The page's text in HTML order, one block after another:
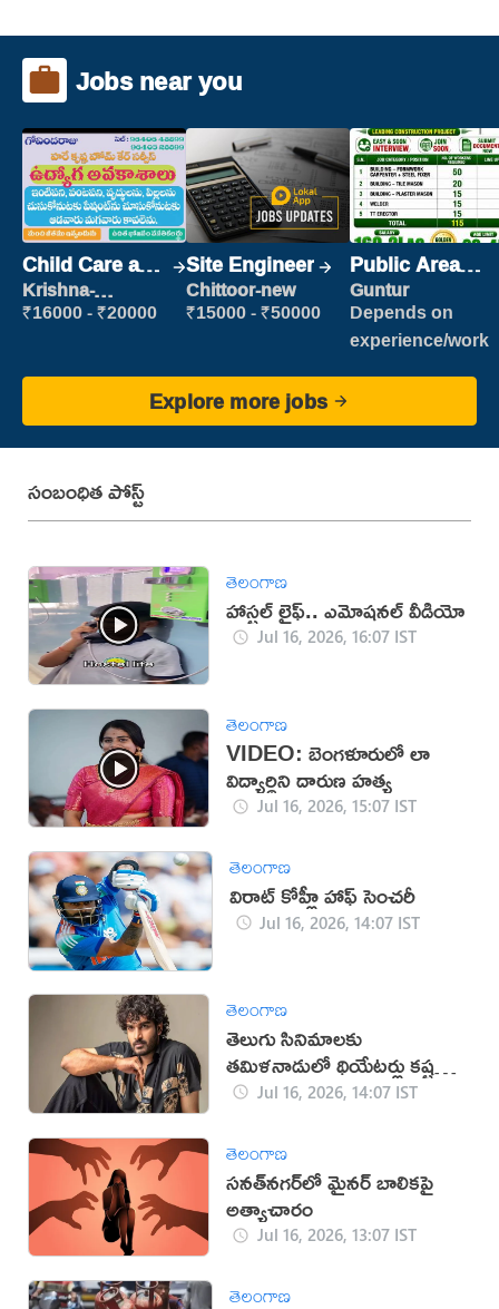
Jobs near you
Child Care and
Patient care
Krishna-
vijayawada
₹16000 - ₹20000
Site Engineer
Chittoor-new
₹15000 - ₹50000
Public Area
Cleaner
Guntur
Depends on
experience/work
Explore more jobs
సంబంధిత పోస్ట్
తెలంగాణ
హాస్టల్ లైఫ్.. ఎమోషనల్ వీడియో
Jul 16, 2026, 16:07 IST
తెలంగాణ
VIDEO: బెంగళూరులో లా
విద్యార్థిని దారుణ హత్య
Jul 16, 2026, 15:07 IST
తెలంగాణ
విరాట్ కోహ్లీ హాఫ్ సెంచరీ
Jul 16, 2026, 14:07 IST
తెలంగాణ
తెలుగు సినిమాలకు
తమిళనాడులో థియేటర్లు కష్టమే:
కిరణ్ అబ్బవరం
Jul 16, 2026, 14:07 IST
తెలంగాణ
సనత్‌నగర్‌లో మైనర్‌ బాలికపై
అత్యాచారం
Jul 16, 2026, 13:07 IST
తెలంగాణ